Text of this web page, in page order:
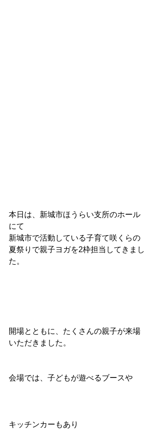
本日は、新城市ほうらい支所のホール
にて
新城市で活動している子育て咲くらの
夏祭りで親子ヨガを2枠担当してきまし
た。
開場とともに、たくさんの親子が来場
いただきました。
会場では、子どもが遊べるブースや
キッチンカーもあり